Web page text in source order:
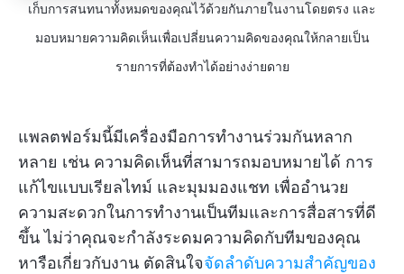
เก็บการสนทนาทั้งหมดของคุณไว้ด้วยกันภายในงานโดยตรง และ
มอบหมายความคิดเห็นเพื่อเปลี่ยนความคิดของคุณให้กลายเป็น
รายการที่ต้องทำได้อย่างง่ายดาย
แพลตฟอร์มนี้มีเครื่องมือการทำงานร่วมกันหลาก
หลาย เช่น ความคิดเห็นที่สามารถมอบหมายได้ การ
แก้ไขแบบเรียลไทม์ และมุมมองแชท เพื่ออำนวย
ความสะดวกในการทำงานเป็นทีมและการสื่อสารที่ดี
ขึ้น ไม่ว่าคุณจะกำลังระดมความคิดกับทีมของคุณ
หารือเกี่ยวกับงาน ตัดสินใจจัดลำดับความสำคัญของ